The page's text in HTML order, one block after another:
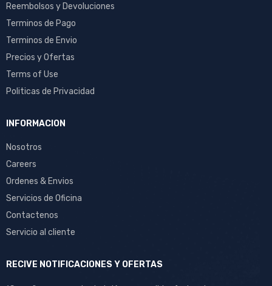
Reembolsos y Devoluciones
Terminos de Pago
Terminos de Envio
Precios y Ofertas
Terms of Use
Politicas de Privacidad
INFORMACION
Nosotros
Careers
Ordenes & Envios
Servicios de Oficina
Contactenos
Servicio al cliente
RECIVE NOTIFICACIONES Y OFERTAS